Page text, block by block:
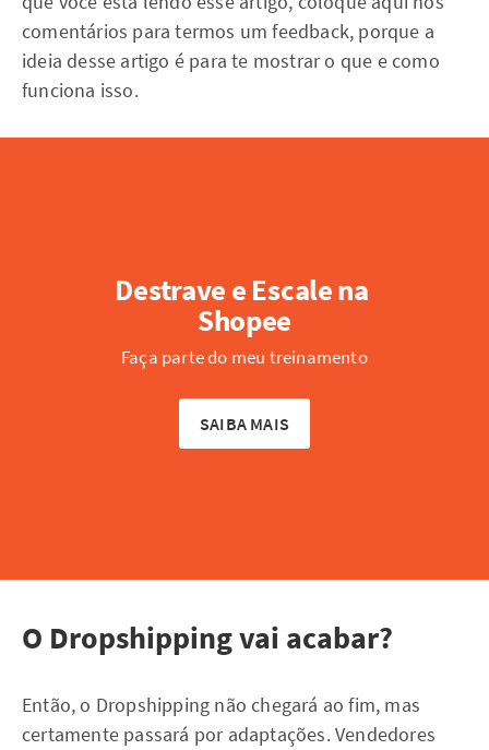
comentários para termos um feedback, porque a
ideia desse artigo é para te mostrar o que e como
funciona isso.
Destrave e Escale na
Shopee
Faça parte do meu treinamento
SAIBA MAIS
O Dropshipping vai acabar?
Então, o Dropshipping não chegará ao fim, mas
certamente passará por adaptações. Vendedores